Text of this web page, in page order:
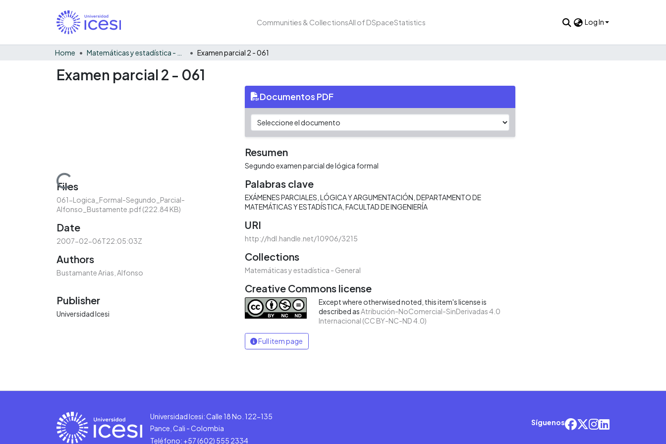
Communities & CollectionsAll of DSpaceStatistics Log In
Home Examen parcial 2 - 061
Examen parcial 2 - 061
Loading...
Files
061-Logica_Formal-Segundo_Parcial-
Alfonso_Bustamente.pdf(222.84 KB)
Date
2007-02-06T22:05:03Z
Authors
Bustamante Arias, Alfonso
Publisher
Universidad Icesi
Documentos PDF
Resumen
Segundo examen parcial de lógica formal
Palabras clave
EXÁMENES PARCIALES LÓGICA Y ARGUMENTACIÓN DEPARTAMENTO DE
MATEMÁTICAS Y ESTADÍSTICA FACULTAD DE INGENIERÍA
URI
http://hdl.handle.net/10906/3215
Collections
Matemáticas y estadística - General
Creative Commons license
Except where otherwised noted, this item's license is
described as Atribución-NoComercial-SinDerivadas 4.0
Internacional (CC BY-NC-ND 4.0)
Full item page
Universidad Icesi: Calle 18 No. 122-135
Pance, Cali - Colombia
Teléfono: +57 (602) 555 2334
Síguenos